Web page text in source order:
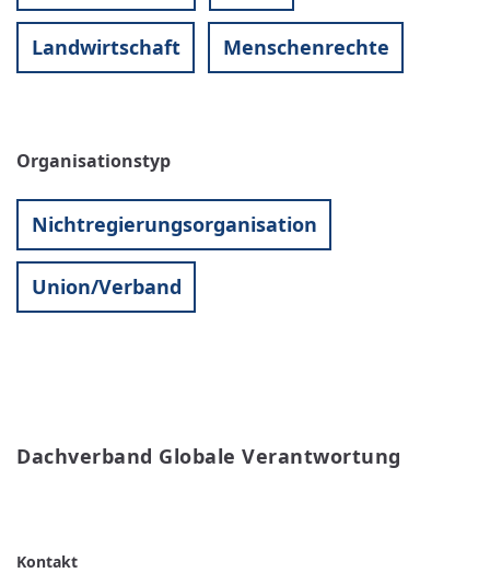
Landwirtschaft Menschenrechte
Organisationstyp
Nichtregierungsorganisation
Union/Verband
Dachverband Globale Verantwortung